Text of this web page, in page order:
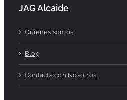
JAG Alcaide
Quiénes somos
Blog
Contacta con Nosotros